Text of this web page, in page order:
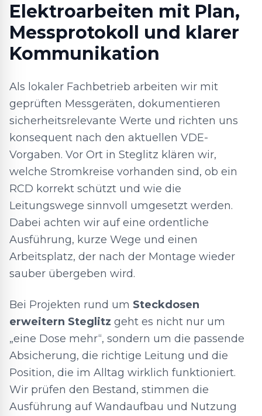
Elektroarbeiten mit Plan,
Messprotokoll und klarer
Kommunikation
Als lokaler Fachbetrieb arbeiten wir mit
geprüften Messgeräten, dokumentieren
sicherheitsrelevante Werte und richten uns
konsequent nach den aktuellen VDE-
Vorgaben. Vor Ort in Steglitz klären wir,
welche Stromkreise vorhanden sind, ob ein
RCD korrekt schützt und wie die
Leitungswege sinnvoll umgesetzt werden.
Dabei achten wir auf eine ordentliche
Ausführung, kurze Wege und einen
Arbeitsplatz, der nach der Montage wieder
sauber übergeben wird.
Bei Projekten rund um Steckdosen
erweitern Steglitz geht es nicht nur um
„eine Dose mehr“, sondern um die passende
Absicherung, die richtige Leitung und die
Position, die im Alltag wirklich funktioniert.
Wir prüfen den Bestand, stimmen die
Ausführung auf Wandaufbau und Nutzung